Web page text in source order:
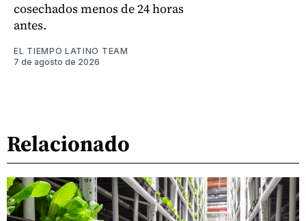
cosechados menos de 24 horas
antes.
EL TIEMPO LATINO TEAM
7 de agosto de 2026
Relacionado